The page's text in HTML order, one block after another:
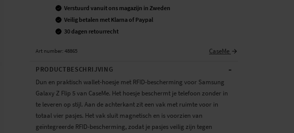
Verstuurd vanuit ons magazijn in Zweden
Veilig betalen met Klarna of Paypal
30 dagen retourrecht
Art number: 48865 CaseMe
PRODUCTBESCHRIJVING -
Dun en praktisch wallet-hoesje met RFID-bescherming voor Samsung
Galaxy Z Flip 5 van CaseMe. Het hoesje beschermt je telefoon zonder in
te leveren op stijl. Aan de achterkant zit een vak met ruimte voor in
totaal vier pasjes. Het vak sluit magnetisch en is voorzien van
geïntegreerde RFID-bescherming, zodat je pasjes veilig zijn tegen